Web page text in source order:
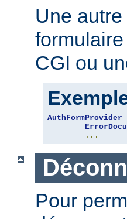
Une
CGI ou
AuthFormProvider
...
Pour